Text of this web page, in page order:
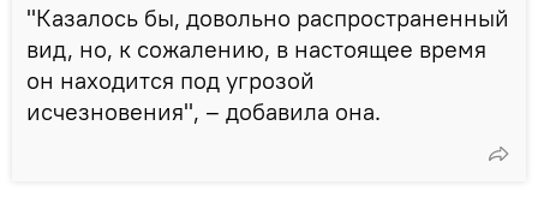
"Казалось бы, довольно распространенный
вид, но, к сожалению, в настоящее время
он находится под угрозой
исчезновения", – добавила она.